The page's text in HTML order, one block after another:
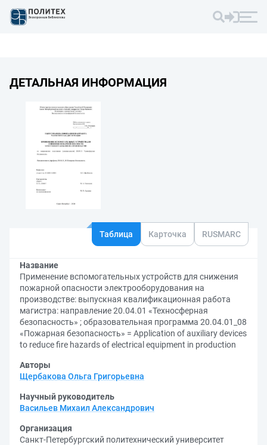
ДЕТАЛЬНАЯ ИНФОРМАЦИЯ
Таблица Карточка RUSMARC
Название
Применение вспомогательных устройств для снижения
пожарной опасности электрооборудования на
производстве: выпускная квалификационная работа
магистра: направление 20.04.01 «Техносферная
безопасность» ; образовательная программа 20.04.01_08
«Пожарная безопасность» = Application of auxiliary devices
to reduce fire hazards of electrical equipment in production
Авторы
Щербакова Ольга Григорьевна
Научный руководитель
Васильев Михаил Александрович
Организация
Санкт-Петербургский политехнический университет